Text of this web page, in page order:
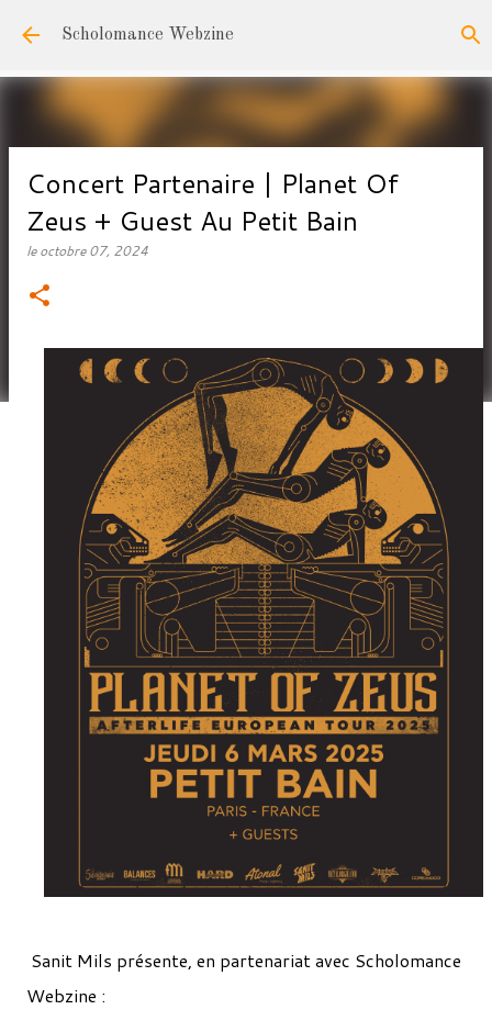
Accéder au contenu principal
Scholomance Webzine
Concert Partenaire | Planet Of
Zeus + Guest Au Petit Bain
leoctobre 07, 2024
Sanit Mils présente, en partenariat avec Scholomance
Webzine :